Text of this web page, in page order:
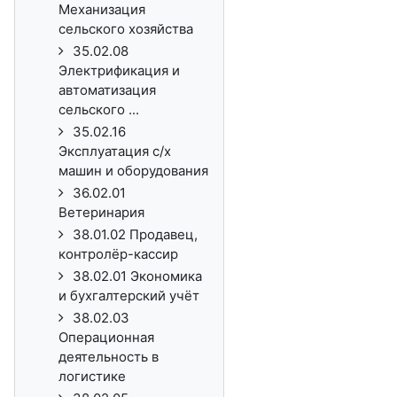
Механизация
сельского хозяйства
35.02.08
Электрификация и
автоматизация
сельского ...
35.02.16
Эксплуатация с/х
машин и оборудования
36.02.01
Ветеринария
38.01.02 Продавец,
контролёр-кассир
38.02.01 Экономика
и бухгалтерский учёт
38.02.03
Операционная
деятельность в
логистике